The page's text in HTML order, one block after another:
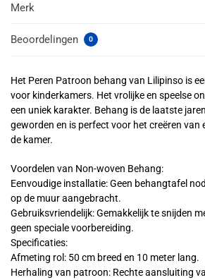
Merk
Beoordelingen 0
Het Peren Patroon behang van Lilipinso is
voor kinderkamers. Het vrolijke en speelse
een uniek karakter. Behang is de laatste
geworden en is perfect voor het creëren van
de kamer.
Voordelen van Non-woven Behang:
Eenvoudige installatie: Geen behangtafel
op de muur aangebracht.
Gebruiksvriendelijk: Gemakkelijk te snijden
geen speciale voorbereiding.
Specificaties:
Afmeting rol: 50 cm breed en 10 meter lang.
Herhaling van patroon: Rechte aansluiting